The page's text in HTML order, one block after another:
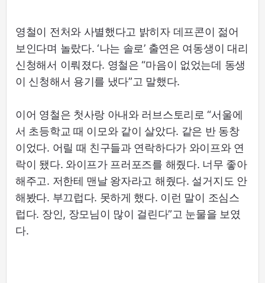
영철이 전처와 사별했다고 밝히자 데프콘이 젊어
보인다며 놀랐다. ‘나는 솔로’ 출연은 여동생이 대리
신청해서 이뤄졌다. 영철은 “마음이 없었는데 동생
이 신청해서 용기를 냈다”고 말했다.
이어 영철은 첫사랑 아내와 러브스토리로 “서울에
서 초등학교 때 이모와 같이 살았다. 같은 반 동창
이었다. 어릴 때 친구들과 연락하다가 와이프와 연
락이 됐다. 와이프가 프러포즈를 해줬다. 너무 좋아
해주고. 저한테 맨날 왕자라고 해줬다. 설거지도 안
해봤다. 부끄럽다. 못하게 했다. 이런 말이 조심스
럽다. 장인, 장모님이 많이 걸린다”고 눈물을 보였
다.